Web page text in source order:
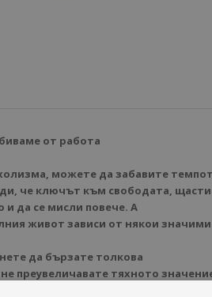
от работа
можете да забавите
че ключът към свободата,
да се мисли повече. А
живот зависи от някои значими
да бързате толкова
преувеличавате тяхното